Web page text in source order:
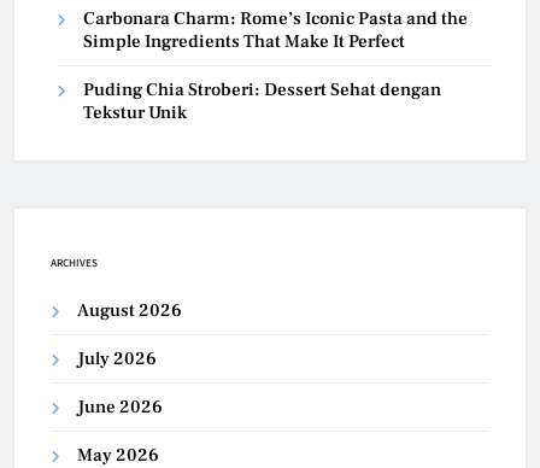
Carbonara Charm: Rome’s Iconic Pasta and the
Simple Ingredients That Make It Perfect
Puding Chia Stroberi: Dessert Sehat dengan
Tekstur Unik
ARCHIVES
August 2026
July 2026
June 2026
May 2026